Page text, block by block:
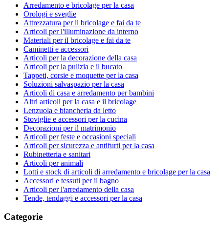
Arredamento e bricolage per la casa
Orologi e sveglie
Attrezzatura per il bricolage e fai da te
Articoli per l'illuminazione da interno
Materiali per il bricolage e fai da te
Caminetti e accessori
Articoli per la decorazione della casa
Articoli per la pulizia e il bucato
Tappeti, corsie e moquette per la casa
Soluzioni salvaspazio per la casa
Articoli di casa e arredamento per bambini
Altri articoli per la casa e il bricolage
Lenzuola e biancheria da letto
Stoviglie e accessori per la cucina
Decorazioni per il matrimonio
Articoli per feste e occasioni speciali
Articoli per sicurezza e antifurti per la casa
Rubinetteria e sanitari
Articoli per animali
Lotti e stock di articoli di arredamento e bricolage per la casa
Accessori e tessuti per il bagno
Articoli per l'arredamento della casa
Tende, tendaggi e accessori per la casa
Categorie